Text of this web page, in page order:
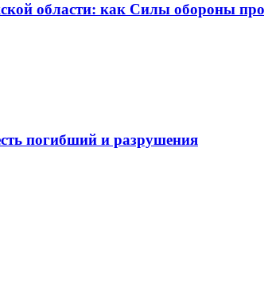
области: как Силы обороны
погибший и разрушения